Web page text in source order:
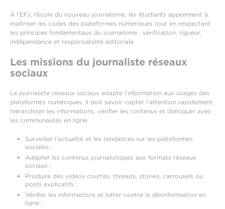
À l’EFJ, l’école du nouveau journalisme, les étudiants apprennent à
maîtriser les codes des plateformes numériques tout en respectant
les principes fondamentaux du journalisme : vérification, rigueur,
indépendance et responsabilité éditoriale.
Les missions du journaliste réseaux
sociaux
Le journaliste réseaux sociaux adapte l’information aux usages des
plateformes numériques. Il doit savoir capter l’attention rapidement,
hiérarchiser les informations, vérifier les contenus et dialoguer avec
les communautés en ligne.
Surveiller l’actualité et les tendances sur les plateformes
sociales ;
Adapter les contenus journalistiques aux formats réseaux
sociaux ;
Produire des vidéos courtes, threads, stories, carrousels ou
posts explicatifs ;
Vérifier les informations et lutter contre la désinformation en
ligne ;